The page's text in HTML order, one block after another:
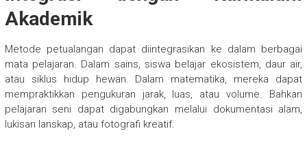
Akademik
Metode petualangan dapat diintegrasikan ke dalam berbagai
mata pelajaran. Dalam sains, siswa belajar ekosistem, daur air,
atau siklus hidup hewan. Dalam matematika, mereka dapat
mempraktikkan pengukuran jarak, luas, atau volume. Bahkan
pelajaran seni dapat digabungkan melalui dokumentasi alam,
lukisan lanskap, atau fotografi kreatif.